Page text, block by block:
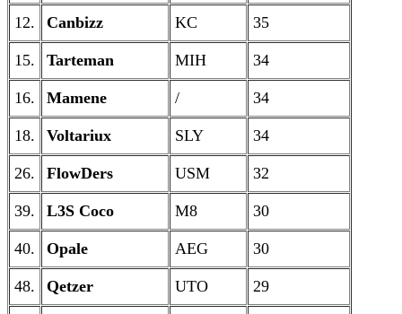
12. Canbizz KC 35
15. Tarteman MIH 34
16. Mamene / 34
18. Voltariux SLY 34
26. FlowDers USM 32
39. L3S Coco M8 30
40. Opale AEG 30
48. Qetzer UTO 29